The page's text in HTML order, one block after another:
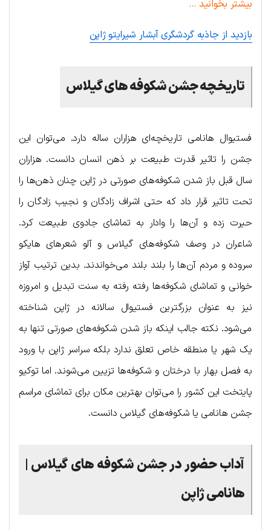
بیشتر بخوانید …
بازدید از جاذبه گردشگری آبشار شیرایتو ژاپن
تاریخچه جشن شکوفه های گیلاس
فستیوال هانامی تاریخچه‌ای هزاران ساله دارد. می‌‌توان این
جشن را تاثیر قدرت طبیعت بر ذهن انسان دانست. هزاران
سال قبل باز شدن شکوفه‌های صورتی در ژاپن چنان ذهن‌ها را
تحت تاثیر قرار داد که حتی اشراف زادگان و نجیب زادگان را
حیرت زده و آن‌ها را وادار به تماشای جادوی طبیعت کرد.
شاعران در وصف شکوفه‌های گیلاس و آلو شعرهای هایکو
سروده و مردم آن‌ها را بلند بلند می‌خواندند. بدین ترتیب آواز
خوانی و تماشای شکوفه‌ها رفته رفته به سنت تبدیل و امروزه
نیز به عنوان بزرگترین فستیوال سالانه در ژاپن شناخته
می‌شود. نکته جالب اینکه باز شدن شکوفه‌های صورتی تنها به
یک شهر یا منطقه خاص تعلق ندارد بلکه سراسر ژاپن با ورود
به فصل بهار با درختان و شکوفه‌ها تزیین می‌شوند. اما توکیو
پایتخت این کشور را می‌توان بهترین مکان برای تماشای مراسم
جشن هانامی یا شکوفه‌های گیلاس دانست.
آداب حضور در جشن شکوفه های گیلاس |
هانامی ژاپن